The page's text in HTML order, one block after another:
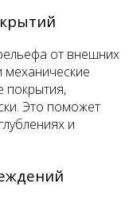
от внешних
механические
покрытия,
Это поможет
и